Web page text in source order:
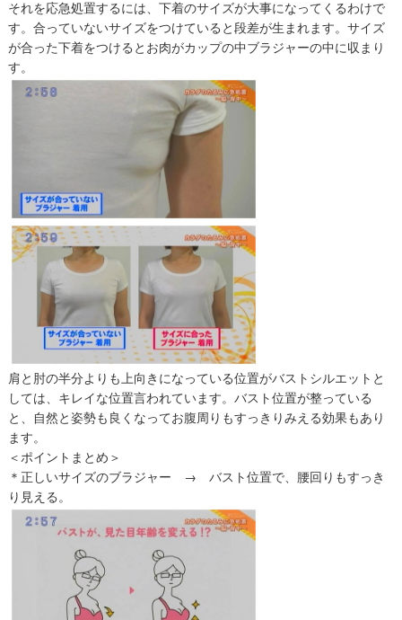
それを応急処置するには、下着のサイズが大事になってくるわけで
す。合っていないサイズをつけていると段差が生まれます。サイズ
が合った下着をつけるとお肉がカップの中ブラジャーの中に収まり
す。
肩と肘の半分よりも上向きになっている位置がバストシルエットと
しては、キレイな位置言われています。バスト位置が整っている
と、自然と姿勢も良くなってお腹周りもすっきりみえる効果もあり
ます。
＜ポイントまとめ＞
＊正しいサイズのブラジャー → バスト位置で、腰回りもすっき
り見える。